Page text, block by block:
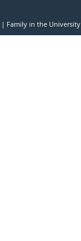
Family in the University